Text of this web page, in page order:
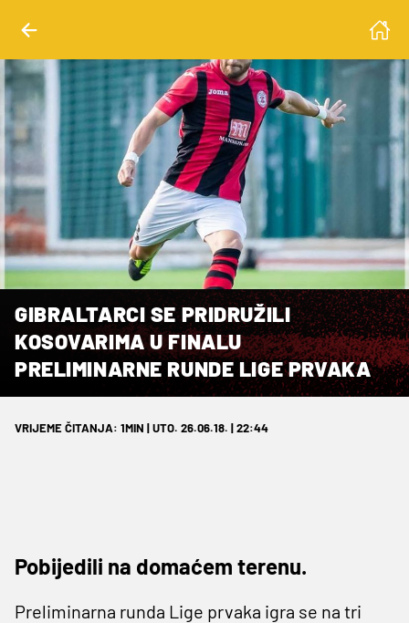
GIBRALTARCI SE PRIDRUŽILI
KOSOVARIMA U FINALU
PRELIMINARNE RUNDE LIGE PRVAKA
VRIJEME ČITANJA: 1MIN | UTO. 26.06.18. | 22:44
Pobijedili na domaćem terenu.
Preliminarna runda Lige prvaka igra se na tri